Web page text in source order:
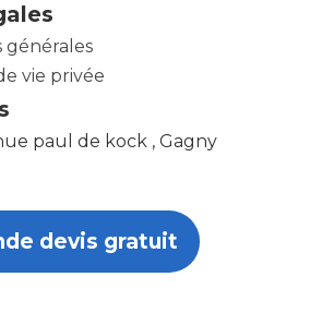
générales
vie privée
paul de kock , Gagny
devis gratuit